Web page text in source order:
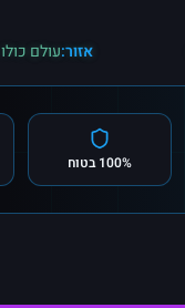
אזור:עולם כולו
100% בטוח